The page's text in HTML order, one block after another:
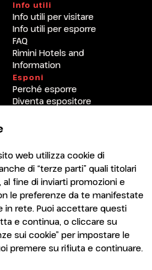
web utilizza cookie di
di “terze parti” quali titolari
fine di inviarti promozioni e
le preferenze da te manifestate
in rete. Puoi accettare questi
e continua, o cliccare su
sui cookie” per impostare le
premere su rifiuta e continuare.
Info utili
Info utili per visitare
Info utili per esporre
FAQ
Rimini Hotels and
Information
Esponi
Perché esporre
Diventa espositore